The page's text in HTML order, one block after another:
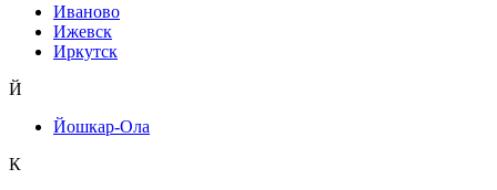
Иваново
Ижевск
Иркутск
Й
Йошкар-Ола
К